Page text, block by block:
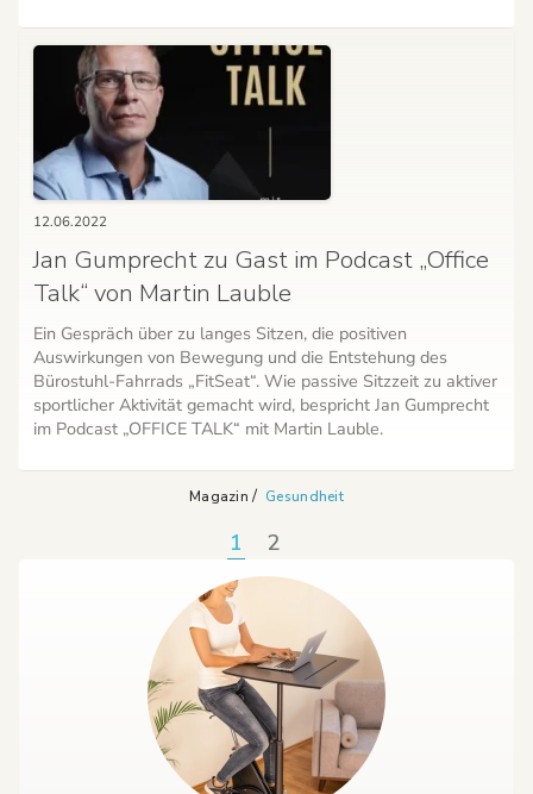
12.06.2022
Jan Gumprecht zu Gast im Podcast „Office
Talk“ von Martin Lauble
Ein Gespräch über zu langes Sitzen, die positiven
Auswirkungen von Bewegung und die Entstehung des
Bürostuhl-Fahrrads „FitSeat“. Wie passive Sitzzeit zu aktiver
sportlicher Aktivität gemacht wird, bespricht Jan Gumprecht
im Podcast „OFFICE TALK“ mit Martin Lauble.
Magazin Gesundheit
1 2